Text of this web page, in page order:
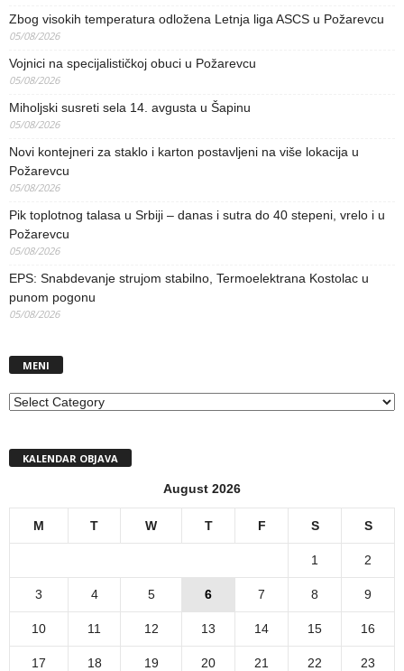
Zbog visokih temperatura odložena Letnja liga ASCS u Požarevcu
05/08/2026
Vojnici na specijalističkoj obuci u Požarevcu
05/08/2026
Miholjski susreti sela 14. avgusta u Šapinu
05/08/2026
Novi kontejneri za staklo i karton postavljeni na više lokacija u
Požarevcu
05/08/2026
Pik toplotnog talasa u Srbiji – danas i sutra do 40 stepeni, vrelo i u
Požarevcu
05/08/2026
EPS: Snabdevanje strujom stabilno, Termoelektrana Kostolac u
punom pogonu
05/08/2026
MENI
MENI
KALENDAR OBJAVA
August 2026
M T W T F S S
1 2
3 4 5 6 7 8 9
10 11 12 13 14 15 16
17 18 19 20 21 22 23